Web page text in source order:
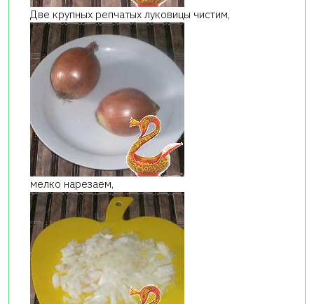
Две крупных репчатых луковицы чистим,
мелко нарезаем,